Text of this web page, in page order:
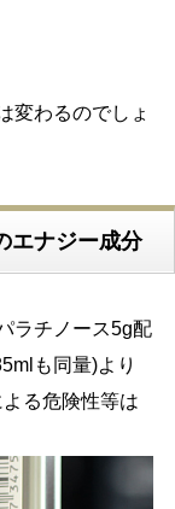
変わるのでしょ
エナジー成分
ラチノース5g配
も同量)より
る危険性等は